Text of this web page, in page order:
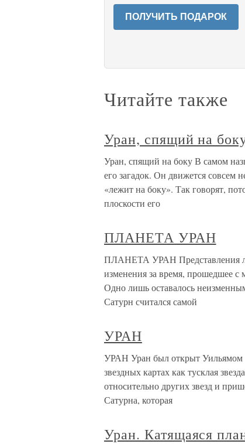
ПОЛУЧИТЬ ПОДАРОК
Читайте также
Уран, спящий на
Уран, спящий на боку В самом
его загадок. Он движется совсем
«лежит на боку». Так говорят,
плоскости его
ПЛАНЕТА УРАН
ПЛАНЕТА УРАН Представления
изменения за время, прошедшее с
Одно лишь оставалось
Сатурн считался самой
УРАН
УРАН Уран был открыт Уильямом
звездных картах как тусклая
относительно других звезд и
Сатурна, которая
Уран. Катящаяся